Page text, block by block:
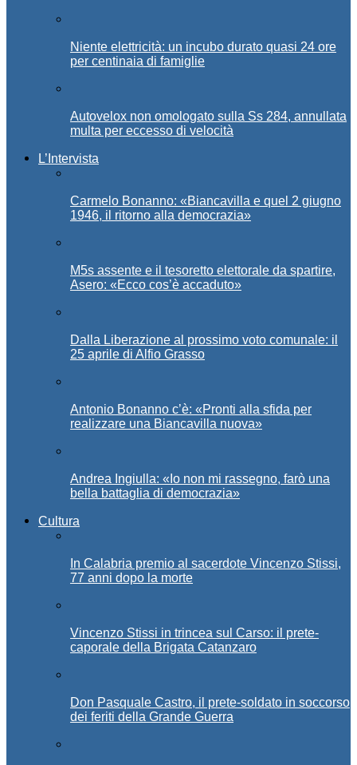
Niente elettricità: un incubo durato quasi 24 ore
per centinaia di famiglie
Autovelox non omologato sulla Ss 284, annullata
multa per eccesso di velocità
L’Intervista
Carmelo Bonanno: «Biancavilla e quel 2 giugno
1946, il ritorno alla democrazia»
M5s assente e il tesoretto elettorale da spartire,
Asero: «Ecco cos’è accaduto»
Dalla Liberazione al prossimo voto comunale: il
25 aprile di Alfio Grasso
Antonio Bonanno c’è: «Pronti alla sfida per
realizzare una Biancavilla nuova»
Andrea Ingiulla: «Io non mi rassegno, farò una
bella battaglia di democrazia»
Cultura
In Calabria premio al sacerdote Vincenzo Stissi,
77 anni dopo la morte
Vincenzo Stissi in trincea sul Carso: il prete-
caporale della Brigata Catanzaro
Don Pasquale Castro, il prete-soldato in soccorso
dei feriti della Grande Guerra